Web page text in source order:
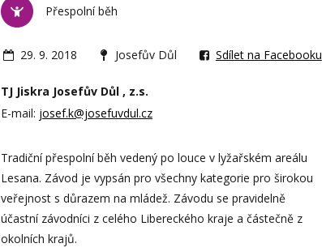
Přespolní běh
29. 9. 2018 Josefův Důl Sdílet na Facebooku
TJ Jiskra Josefův Důl , z.s.
E-mail: josef.k@josefuvdul.cz
Tradiční přespolní běh vedený po louce v lyžařském areálu
Lesana. Závod je vypsán pro všechny kategorie pro širokou
veřejnost s důrazem na mládež. Závodu se pravidelně
účastní závodníci z celého Libereckého kraje a částečně z
okolních krajů.